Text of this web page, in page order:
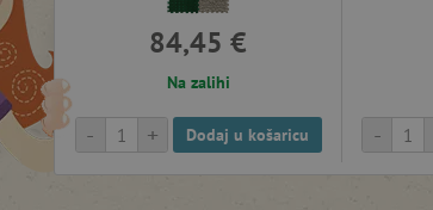
84,45 €
Na zalihi
+
- Dodaj u košaricu -